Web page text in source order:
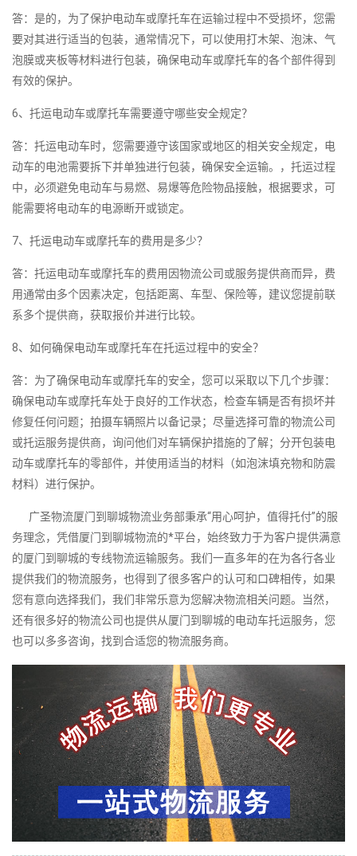
答：是的，为了保护电动车或摩托车在运输过程中不受损坏，您需
要对其进行适当的包装，通常情况下，可以使用打木架、泡沫、气
泡膜或夹板等材料进行包装，确保电动车或摩托车的各个部件得到
有效的保护。
6、托运电动车或摩托车需要遵守哪些安全规定？
答：托运电动车时，您需要遵守该国家或地区的相关安全规定，电
动车的电池需要拆下并单独进行包装，确保安全运输。，托运过程
中，必须避免电动车与易燃、易爆等危险物品接触，根据要求，可
能需要将电动车的电源断开或锁定。
7、托运电动车或摩托车的费用是多少？
答：托运电动车或摩托车的费用因物流公司或服务提供商而异，费
用通常由多个因素决定，包括距离、车型、保险等，建议您提前联
系多个提供商，获取报价并进行比较。
8、如何确保电动车或摩托车在托运过程中的安全？
答：为了确保电动车或摩托车的安全，您可以采取以下几个步骤：
确保电动车或摩托车处于良好的工作状态，检查车辆是否有损坏并
修复任何问题；拍摄车辆照片以备记录；尽量选择可靠的物流公司
或托运服务提供商，询问他们对车辆保护措施的了解；分开包装电
动车或摩托车的零部件，并使用适当的材料（如泡沫填充物和防震
材料）进行保护。
广圣物流厦门到聊城物流业务部秉承“用心呵护，值得托付”的服
务理念，凭借厦门到聊城物流的*平台，始终致力于为客户提供满意
的厦门到聊城的专线物流运输服务。我们一直多年的在为各行各业
提供我们的物流服务，也得到了很多客户的认可和口碑相传，如果
您有意向选择我们，我们非常乐意为您解决物流相关问题。当然，
还有很多好的物流公司也提供从厦门到聊城的电动车托运服务，您
也可以多多咨询，找到合适您的物流服务商。